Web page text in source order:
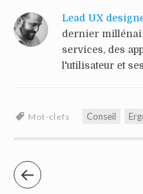
Lead UX
dernier
services, des
l'utilisateur et
Mot-clefs Conseil